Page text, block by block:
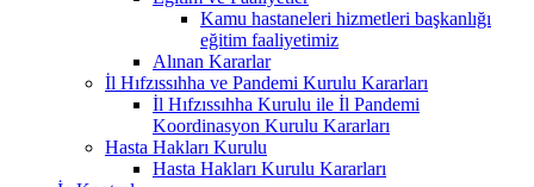
Kamu hastaneleri hizmetleri başkanlığı
eğitim faaliyetimiz
Alınan Kararlar
İl Hıfzıssıhha ve Pandemi Kurulu Kararları
İl Hıfzıssıhha Kurulu ile İl Pandemi
Koordinasyon Kurulu Kararları
Hasta Hakları Kurulu
Hasta Hakları Kurulu Kararları